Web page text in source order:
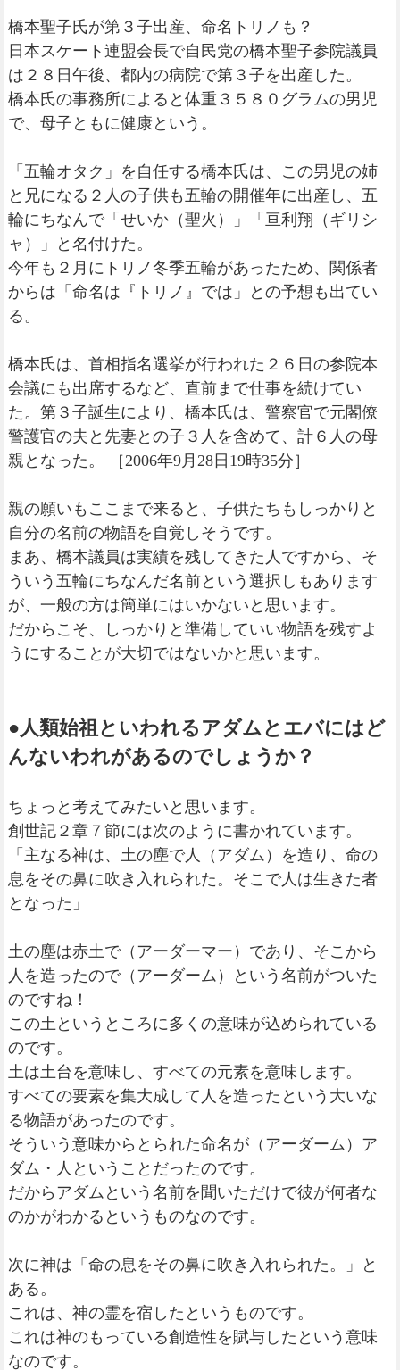
橋本聖子氏が第３子出産、命名トリノも？
日本スケート連盟会長で自民党の橋本聖子参院議員
は２８日午後、都内の病院で第３子を出産した。
橋本氏の事務所によると体重３５８０グラムの男児
で、母子ともに健康という。
「五輪オタク」を自任する橋本氏は、この男児の姉
と兄になる２人の子供も五輪の開催年に出産し、五
輪にちなんで「せいか（聖火）」「亘利翔（ギリシ
ャ）」と名付けた。
今年も２月にトリノ冬季五輪があったため、関係者
からは「命名は『トリノ』では」との予想も出てい
る。
橋本氏は、首相指名選挙が行われた２６日の参院本
会議にも出席するなど、直前まで仕事を続けてい
た。第３子誕生により、橋本氏は、警察官で元閣僚
警護官の夫と先妻との子３人を含めて、計６人の母
親となった。 ［2006年9月28日19時35分］
親の願いもここまで来ると、子供たちもしっかりと
自分の名前の物語を自覚しそうです。
まあ、橋本議員は実績を残してきた人ですから、そ
ういう五輪にちなんだ名前という選択しもあります
が、一般の方は簡単にはいかないと思います。
だからこそ、しっかりと準備していい物語を残すよ
うにすることが大切ではないかと思います。
●人類始祖といわれるアダムとエバにはど
んないわれがあるのでしょうか？
ちょっと考えてみたいと思います。
創世記２章７節には次のように書かれています。
「主なる神は、土の塵で人（アダム）を造り、命の
息をその鼻に吹き入れられた。そこで人は生きた者
となった」
土の塵は赤土で（アーダーマー）であり、そこから
人を造ったので（アーダーム）という名前がついた
のですね！
この土というところに多くの意味が込められている
のです。
土は土台を意味し、すべての元素を意味します。
すべての要素を集大成して人を造ったという大いな
る物語があったのです。
そういう意味からとられた命名が（アーダーム）ア
ダム・人ということだったのです。
だからアダムという名前を聞いただけで彼が何者な
のかがわかるというものなのです。
次に神は「命の息をその鼻に吹き入れられた。」と
ある。
これは、神の霊を宿したというものです。
これは神のもっている創造性を賦与したという意味
なのです。